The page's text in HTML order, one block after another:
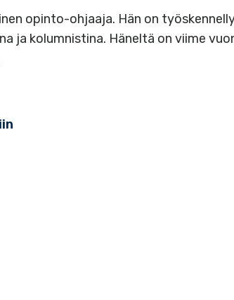
opinto-ohjaaja. Hän on
ja kolumnistina. Häneltä on viime